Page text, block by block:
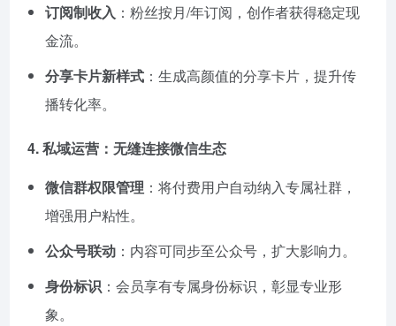
订阅制收入 ：粉丝按月/年订阅，创作者获得稳定现
金流。
分享卡片新样式 ：生成高颜值的分享卡片，提升传
播转化率。
4. 私域运营：无缝连接微信生态
微信群权限管理 ：将付费用户自动纳入专属社群，
增强用户粘性。
公众号联动 ：内容可同步至公众号，扩大影响力。
身份标识 ：会员享有专属身份标识，彰显专业形
象。